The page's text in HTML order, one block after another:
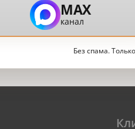
MAX
канал
Без спама.